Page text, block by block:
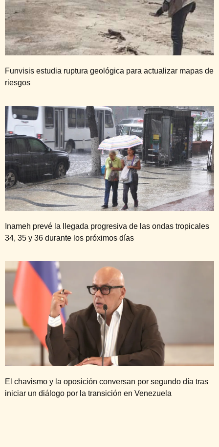
Funvisis estudia ruptura geológica para actualizar mapas de
riesgos
Inameh prevé la llegada progresiva de las ondas tropicales
34, 35 y 36 durante los próximos días
El chavismo y la oposición conversan por segundo día tras
iniciar un diálogo por la transición en Venezuela